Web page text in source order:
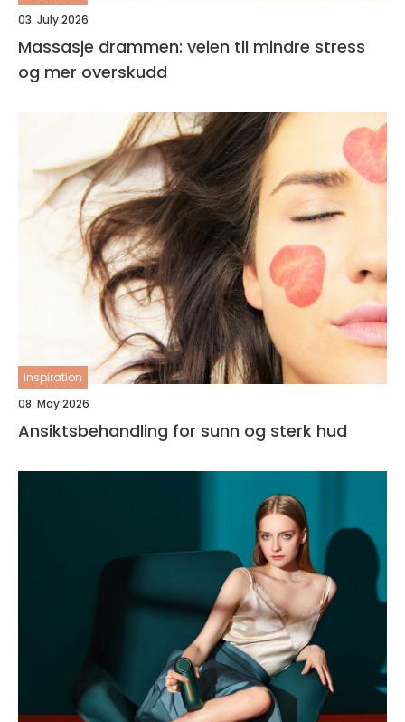
03. July 2026
Massasje drammen: veien til mindre stress
og mer overskudd
inspiration
08. May 2026
Ansiktsbehandling for sunn og sterk hud